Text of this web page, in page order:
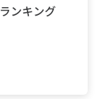
ンキング